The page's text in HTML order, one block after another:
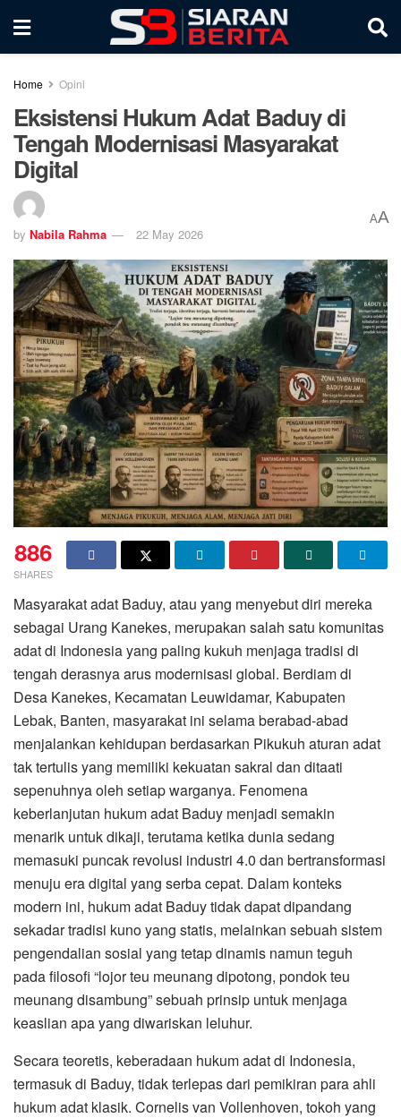
Home Opini
Eksistensi Hukum Adat Baduy di
Tengah Modernisasi Masyarakat
Digital
by Nabila Rahma 22 May 2026
AA
886
SHARES
Masyarakat adat Baduy, atau yang menyebut diri mereka
sebagai Urang Kanekes, merupakan salah satu komunitas
adat di Indonesia yang paling kukuh menjaga tradisi di
tengah derasnya arus modernisasi global. Berdiam di
Desa Kanekes, Kecamatan Leuwidamar, Kabupaten
Lebak, Banten, masyarakat ini selama berabad-abad
menjalankan kehidupan berdasarkan Pikukuh aturan adat
tak tertulis yang memiliki kekuatan sakral dan ditaati
sepenuhnya oleh setiap warganya. Fenomena
keberlanjutan hukum adat Baduy menjadi semakin
menarik untuk dikaji, terutama ketika dunia sedang
memasuki puncak revolusi industri 4.0 dan bertransformasi
menuju era digital yang serba cepat. Dalam konteks
modern ini, hukum adat Baduy tidak dapat dipandang
sekadar tradisi kuno yang statis, melainkan sebuah sistem
pengendalian sosial yang tetap dinamis namun teguh
pada filosofi “lojor teu meunang dipotong, pondok teu
meunang disambung” sebuah prinsip untuk menjaga
keaslian apa yang diwariskan leluhur.
Secara teoretis, keberadaan hukum adat di Indonesia,
termasuk di Baduy, tidak terlepas dari pemikiran para ahli
hukum adat klasik. Cornelis van Vollenhoven, tokoh yang